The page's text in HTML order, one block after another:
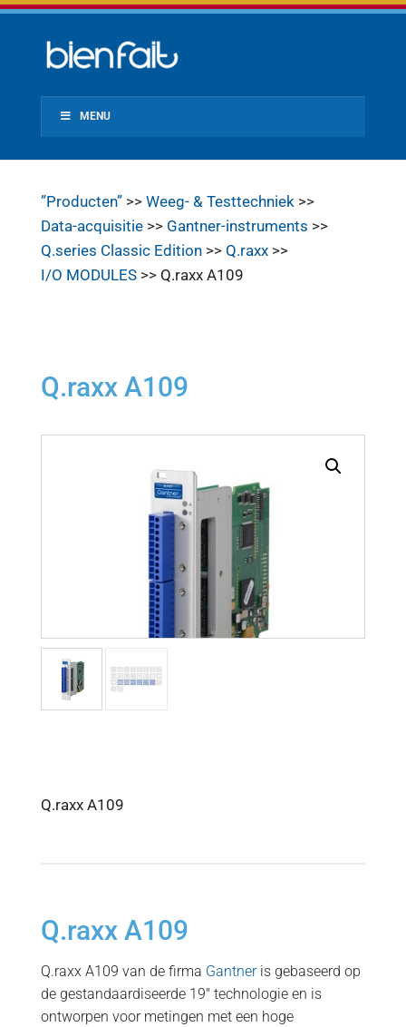
MENU
”Producten”>> Weeg- & Testtechniek>>
Data-acquisitie>> Gantner-instruments >>
Q.series Classic Edition>> Q.raxx>>
I/O MODULES>> Q.raxx A109
Q.raxx A109
Q.raxx A109
Q.raxx A109
Q.raxx A109 van de firma Gantneris gebaseerd op
de gestandaardiseerde 19" technologie en is
ontworpen voor metingen met een hoge